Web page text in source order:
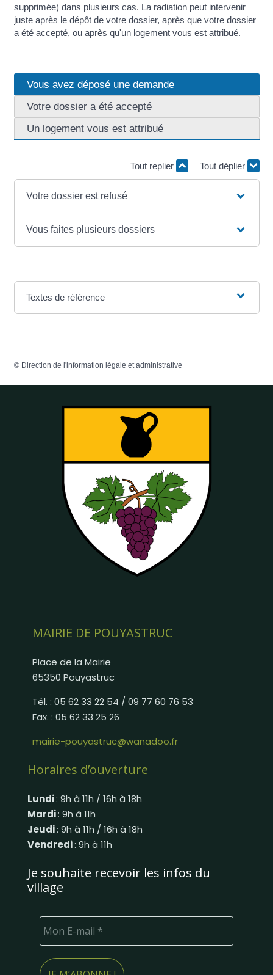
supprimée) dans plusieurs cas. La radiation peut intervenir
juste après le dépôt de votre dossier, après que votre dossier
a été accepté, ou après qu'un logement vous est attribué.
Vous avez déposé une demande
Votre dossier a été accepté
Un logement vous est attribué
Tout replier Tout déplier
Votre dossier est refusé
Vous faites plusieurs dossiers
Textes de référence
© Direction de l'information légale et administrative
MAIRIE DE POUYASTRUC
Place de la Mairie
65350 Pouyastruc
Tél. : 05 62 33 22 54 / 09 77 60 76 53
Fax. : 05 62 33 25 26
mairie-pouyastruc@wanadoo.fr
Horaires d’ouverture
Lundi: 9h à 11h / 16h à 18h
Mardi: 9h à 11h
Jeudi: 9h à 11h / 16h à 18h
Vendredi: 9h à 11h
Je souhaite recevoir les infos du
village